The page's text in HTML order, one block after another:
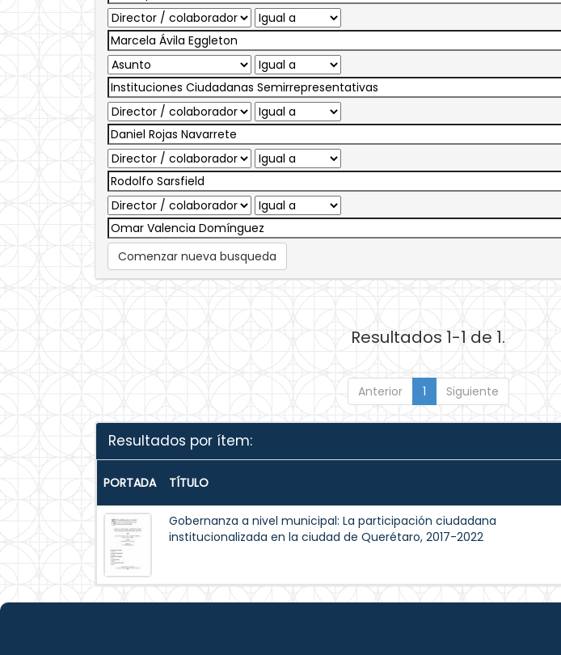
Comenzar nueva busqueda
Resultados 1-1 de 1.
Anterior 1 Siguiente
Resultados por ítem:
PORTADA TÍTULO
Gobernanza a nivel municipal: La participación ciudadana
institucionalizada en la ciudad de Querétaro, 2017-2022